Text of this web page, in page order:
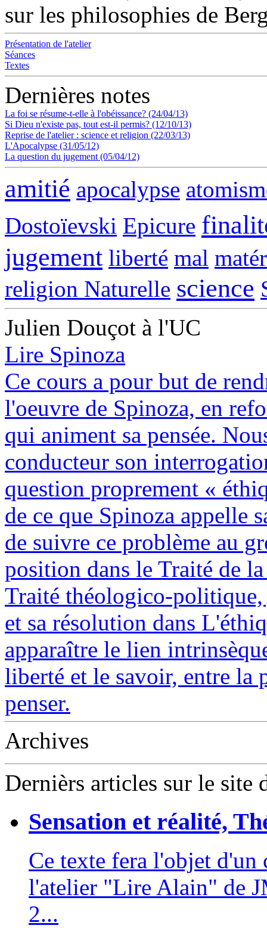
sur les philosophies de
Présentation de l'atelier
Séances
Textes
Dernières notes
La foi se résume-t-elle à l'obéissance? (24/04/13)
Si Dieu n'existe pas, tout est-il permis? (12/10/13)
Reprise de l'atelier : science et religion (22/03/13)
L'Apocalypse (31/05/12)
La question du jugement (05/04/12)
amitié apocalypse
Dostoïevski Epicure
jugement liberté mal
religion Naturelle science
Julien Douçot à l'UC
Lire Spinoza
Ce cours a pour but de
l'oeuvre de Spinoza, en
qui animent sa pensée.
conducteur son
question proprement «
de ce que Spinoza appelle
de suivre ce problème au
position dans le Traité de
Traité théologico-politique,
et sa résolution dans
apparaître le lien
liberté et le savoir, entre la
penser.
Archives
Dernièrs articles sur le site
Sensation et réalité,
Ce texte fera l'objet d'un
l'atelier "Lire Alain" de
2...